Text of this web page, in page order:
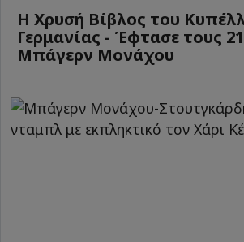
Η Χρυσή Βίβλος του
Γερμανίας - Έφτασε τους
Μπάγερν Μονάχου